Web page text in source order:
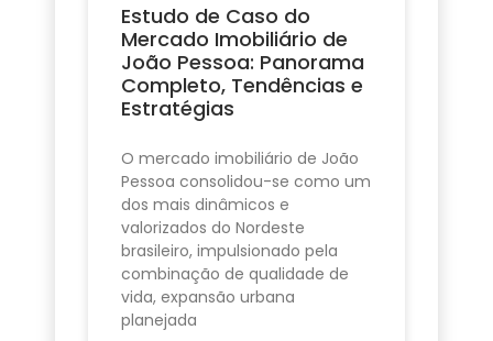
Estudo de Caso do
Mercado Imobiliário de
João Pessoa: Panorama
Completo, Tendências e
Estratégias
O mercado imobiliário de João
Pessoa consolidou-se como um
dos mais dinâmicos e
valorizados do Nordeste
brasileiro, impulsionado pela
combinação de qualidade de
vida, expansão urbana
planejada